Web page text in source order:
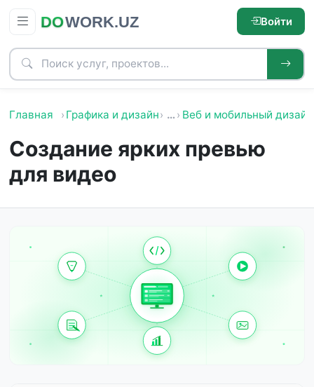
Войти
Главная Графика и дизайн … Веб и мобильный дизайн
Создание ярких превью
для видео